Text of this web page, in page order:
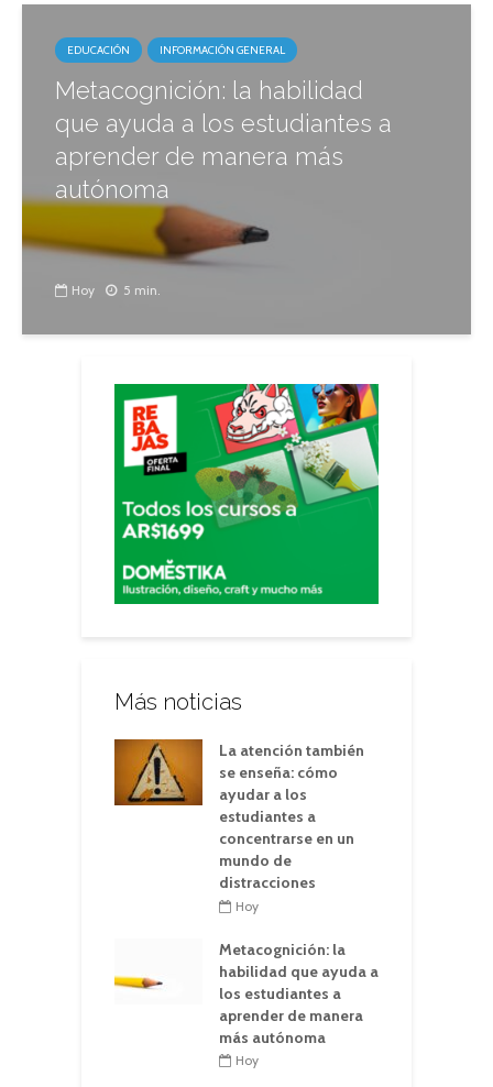
EDUCACIÓN INFORMACIÓN GENERAL
Metacognición: la habilidad
que ayuda a los estudiantes a
aprender de manera más
autónoma
Hoy 5 min.
Más noticias
La atención también
se enseña: cómo
ayudar a los
estudiantes a
concentrarse en un
mundo de
distracciones
Hoy
Metacognición: la
habilidad que ayuda a
los estudiantes a
aprender de manera
más autónoma
Hoy